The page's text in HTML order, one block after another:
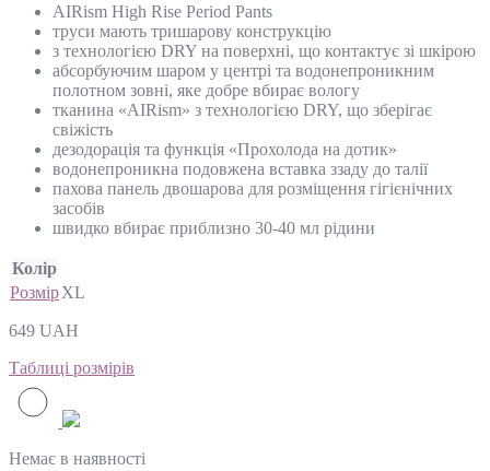
AIRism High Rise Period Pants
труси мають тришарову конструкцію
з технологією DRY на поверхні, що контактує зі шкірою
абсорбуючим шаром у центрі та водонепроникним
полотном зовні, яке добре вбирає вологу
тканина «AIRism» з технологією DRY, що зберігає
свіжість
дезодорація та функція «Прохолода на дотик»
водонепроникна подовжена вставка ззаду до талії
пахова панель двошарова для розміщення гігієнічних
засобів
швидко вбирає приблизно 30-40 мл рідини
Колір
РозмірXL
649 UAH
Таблиці розмірів
Немає в наявності